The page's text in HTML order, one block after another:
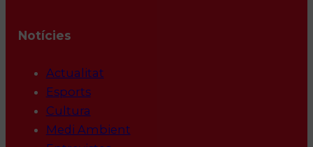
Notícies
Actualitat
Esports
Cultura
Medi Ambient